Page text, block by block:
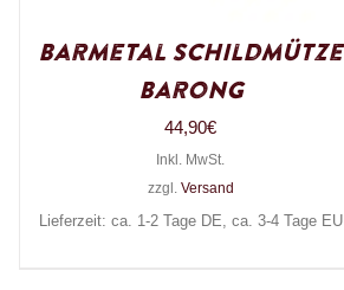
Barmetal Schildmütze
Barong
44,90€
Inkl. MwSt.
zzgl. Versand
Lieferzeit: ca. 1-2 Tage DE, ca. 3-4 Tage EU